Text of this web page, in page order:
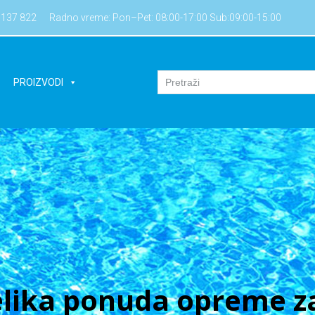
822 Radno vreme: Pon–Pet: 08:00-17:00 Sub:09:00-15:00
PROIZVODI
ponuda opreme